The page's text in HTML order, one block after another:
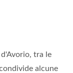
tra le
alcune